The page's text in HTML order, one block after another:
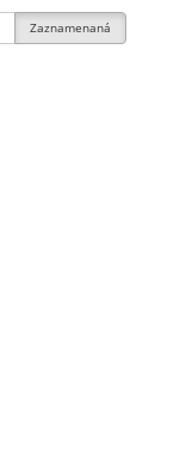
Zaznamenaná